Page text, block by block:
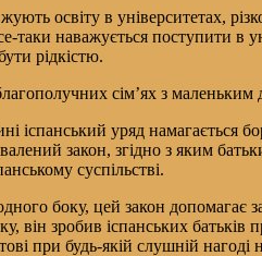
освіту в університетах,
таки наважується поступити в
рідкістю.
сім’ях з
іспанський уряд намагається
закон, згідно з яким
суспільстві.
боку, цей закон допомагає
він зробив іспанських
при будь-якій слушній нагоді